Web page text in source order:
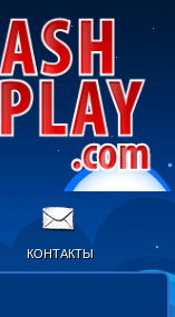
КОНТАКТЫ